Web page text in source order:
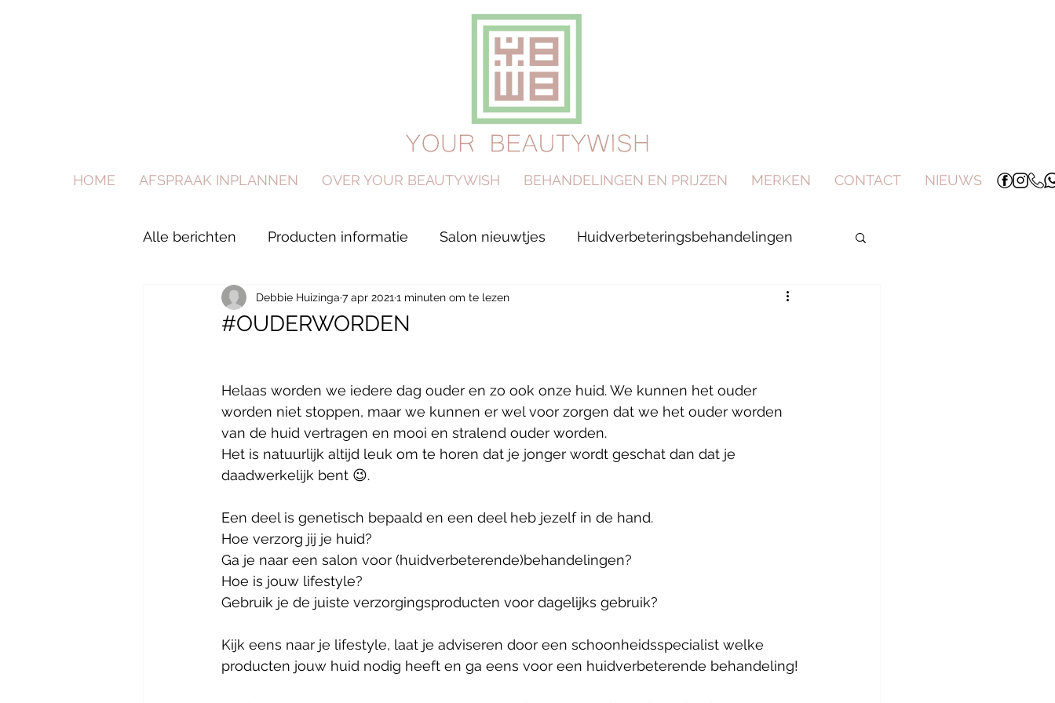
HOME AFSPRAAK INPLANNEN OVER YOUR BEAUTYWISH BEHANDELINGEN EN PRIJZEN MERKEN CONTACT NIEUWS
Alle berichten Producten informatie Salon nieuwtjes Huidverbeteringsbehandelingen
#OUDERWORDEN
Debbie Huizinga 7 apr 2021 1 minuten om te lezen
Helaas worden we iedere dag ouder en zo ook onze huid. We kunnen het ouder
worden niet stoppen, maar we kunnen er wel voor zorgen dat we het ouder worden
van de huid vertragen en mooi en stralend ouder worden.
Het is natuurlijk altijd leuk om te horen dat je jonger wordt geschat dan dat je
daadwerkelijk bent 😉.
Een deel is genetisch bepaald en een deel heb jezelf in de hand.
Hoe verzorg jij je huid?
Ga je naar een salon voor (huidverbeterende)behandelingen?
Hoe is jouw lifestyle?
Gebruik je de juiste verzorgingsproducten voor dagelijks gebruik?
Kijk eens naar je lifestyle, laat je adviseren door een schoonheidsspecialist welke
producten jouw huid nodig heeft en ga eens voor een huidverbeterende behandeling!